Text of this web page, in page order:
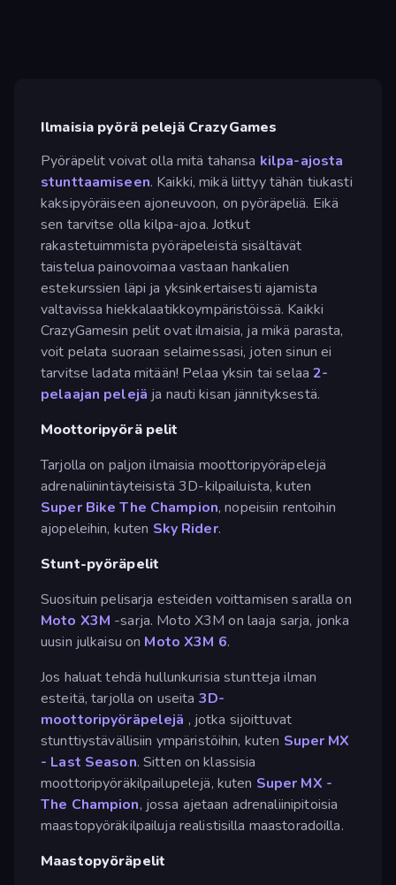
Ilmaisia pyörä pelejä CrazyGames
Pyöräpelit voivat olla mitä tahansa kilpa-ajosta
stunttaamiseen. Kaikki, mikä liittyy tähän tiukasti
kaksipyöräiseen ajoneuvoon, on pyöräpeliä. Eikä
sen tarvitse olla kilpa-ajoa. Jotkut
rakastetuimmista pyöräpeleistä sisältävät
taistelua painovoimaa vastaan hankalien
estekurssien läpi ja yksinkertaisesti ajamista
valtavissa hiekkalaatikkoympäristöissä. Kaikki
CrazyGamesin pelit ovat ilmaisia, ja mikä parasta,
voit pelata suoraan selaimessasi, joten sinun ei
tarvitse ladata mitään! Pelaa yksin tai selaa2-
pelaajan pelejä ja nauti kisan jännityksestä.
Moottoripyörä pelit
Tarjolla on paljon ilmaisia moottoripyöräpelejä
adrenaliinintäyteisistä 3D-kilpailuista, kuten
Super Bike The Champion, nopeisiin rentoihin
ajopeleihin, kuten Sky Rider.
Stunt-pyöräpelit
Suosituin pelisarja esteiden voittamisen saralla on
Moto X3M -sarja. Moto X3M on laaja sarja, jonka
uusin julkaisu on Moto X3M 6.
Jos haluat tehdä hullunkurisia stuntteja ilman
esteitä, tarjolla on useita 3D-
moottoripyöräpelejä , jotka sijoittuvat
stunttiystävällisiin ympäristöihin, kuten Super MX
- Last Season. Sitten on klassisia
moottoripyöräkilpailupelejä, kuten Super MX -
The Champion, jossa ajetaan adrenaliinipitoisia
maastopyöräkilpailuja realistisilla maastoradoilla.
Maastopyöräpelit